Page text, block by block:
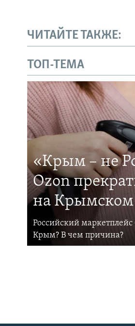
ЧИТАЙТЕ ТАКЖЕ:
ТОП-ТЕМА
«Крым – не
Ozon
на Крымском
Российский маркетплейс
Крым? В чем причина?